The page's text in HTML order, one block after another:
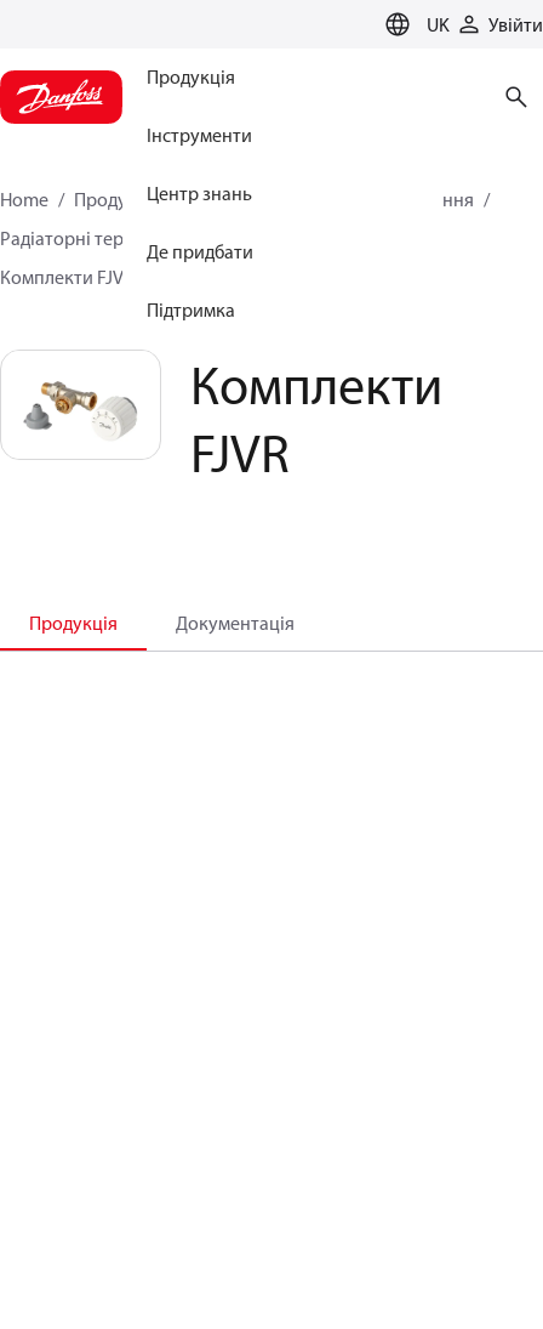
UK Увійти
Продукція
Інструменти
Центр знань
Де придбати
Підтримка
Home Продукція
Кліматичні рішення для опалення
Радіаторні терморегулятори
Комплекти FJVR
Комплекти
FJVR
Продукція Документація